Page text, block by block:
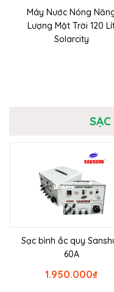
Máy Nước Nóng
Lượng Mặt Trời 120
Solarcity
Sạc bình ắc quy
60A
₫
1.950.000